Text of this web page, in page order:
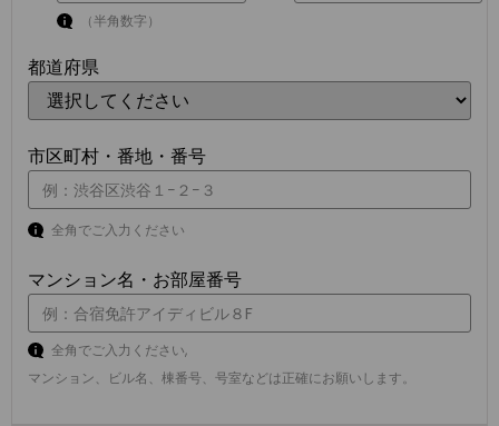
（半角数字）
都道府県
市区町村・番地・番号
全角でご入力ください
マンション名・お部屋番号
全角でご入力ください,
マンション、ビル名、棟番号、号室などは正確にお願いします。